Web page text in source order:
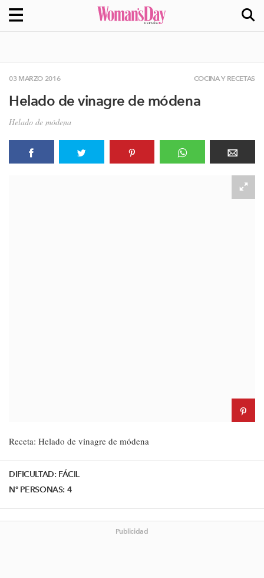
03 MARZO 2016 COCINA Y RECETAS
Helado de vinagre de módena
Helado de módena
Receta: Helado de vinagre de módena
DIFICULTAD: FÁCIL
Nº PERSONAS: 4
Publicidad